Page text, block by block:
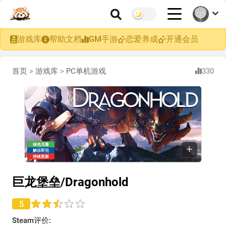
游戏库 帮助文档 GM手游 恋爱养成 开通会员
首页 > 游戏库 > PC单机游戏 330
绿色无毒
解压即完
持续更新
巨龙堡垒/Dragonhold
5
Steam评价: